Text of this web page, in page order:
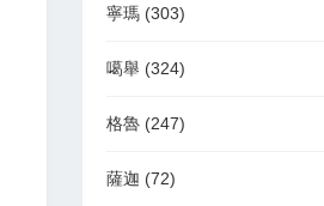
寧瑪 (303)
噶舉 (324)
格魯 (247)
薩迦 (72)